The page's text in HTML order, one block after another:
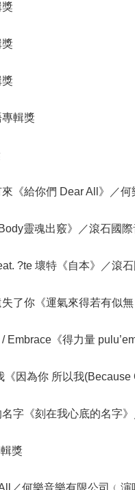
獎
獎
獎
輯獎
《給你們 Dear All》／
靈魂出竅》／滾石國
?te 壞特《自本》／滾
了你《運氣來得若有似
Embrace《得力量
《因為你 所以我
字《刻在我心底的名字
獎